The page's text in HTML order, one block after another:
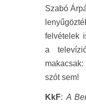
Szabó
felvételek
a
szót sem!
KkF: A